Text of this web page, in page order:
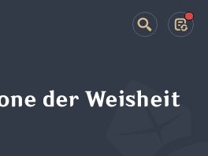
der Weisheit